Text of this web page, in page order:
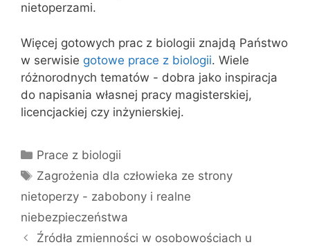
nietoperzami.
Więcej gotowych prac z biologii znajdą Państwo
w serwisie gotowe prace z biologii. Wiele
różnorodnych tematów - dobra jako inspiracja
do napisania własnej pracy magisterskiej,
licencjackiej czy inżynierskiej.
Kategorie
Prace z biologii
Tagi
Zagrożenia dla człowieka ze strony
nietoperzy - zabobony i realne
niebezpieczeństwa
Źródła zmienności w osobowościach u